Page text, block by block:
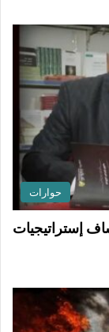
حوارات
إستراتيجيات